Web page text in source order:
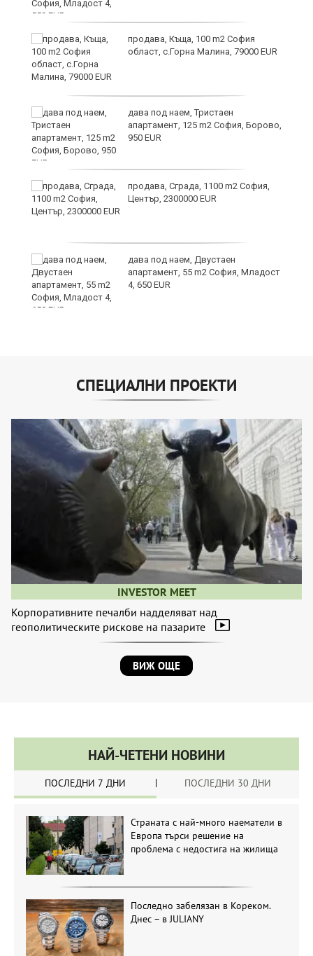
продава, Къща, 100 m2 София
област, с.Горна Малина, 79000 EUR
дава под наем, Тристаен
апартамент, 125 m2 София, Борово,
950 EUR
продава, Сграда, 1100 m2 София,
Център, 2300000 EUR
дава под наем, Двустаен
апартамент, 55 m2 София, Младост
4, 650 EUR
СПЕЦИАЛНИ ПРОЕКТИ
INVESTOR MEET
Корпоративните печалби надделяват над
геополитическите рискове на пазарите
ВИЖ ОЩЕ
НАЙ-ЧЕТЕНИ НОВИНИ
ПОСЛЕДНИ 7 ДНИ ПОСЛЕДНИ 30 ДНИ
Страната с най-много наематели в
Европа търси решение на
проблема с недостига на жилища
Последно забелязан в Кореком.
Днес – в JULIANY